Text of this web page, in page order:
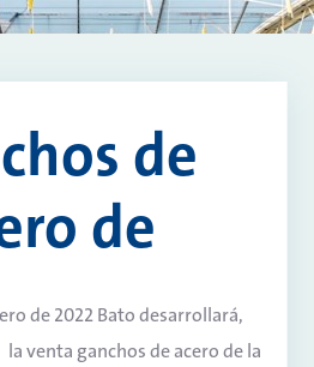
de
de
de 2022 Bato desarrollará,
venta ganchos de acero de la